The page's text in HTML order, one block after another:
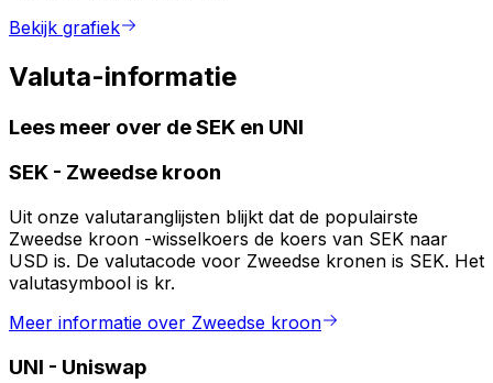
Bekijk grafiek
Valuta-informatie
Lees meer over de SEK en UNI
SEK - Zweedse kroon
Uit onze valutaranglijsten blijkt dat de populairste
Zweedse kroon -wisselkoers de koers van SEK naar
USD is. De valutacode voor Zweedse kronen is SEK. Het
valutasymbool is kr.
Meer informatie over Zweedse kroon
UNI - Uniswap